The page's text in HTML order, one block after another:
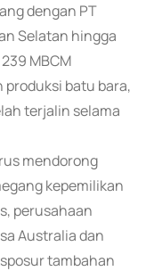
dengan PT
Selatan hingga
MBCM
batu bara,
terjalin selama
mendorong
kepemilikan
perusahaan
Australia dan
tambahan